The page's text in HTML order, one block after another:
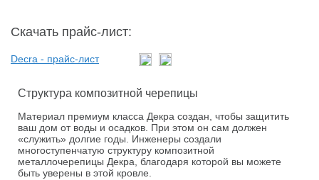
Скачать прайс-лист:
Decra - прайс-лист
Структура композитной черепицы
Материал премиум класса Декра создан, чтобы защитить
ваш дом от воды и осадков. При этом он сам должен
«служить» долгие годы. Инженеры создали
многоступенчатую структуру композитной
металлочерепицы Декра, благодаря которой вы можете
быть уверены в этой кровле.